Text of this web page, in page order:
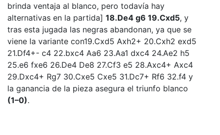
brinda ventaja al blanco, pero todavía hay
alternativas en la partida] 18.De4 g6 19.Cxd5, y
tras esta jugada las negras abandonan, ya que se
viene la variante con19.Cxd5 Axh2+ 20.Cxh2 exd5
21.Df4+- c4 22.bxc4 Aa6 23.Aa1 dxc4 24.Ae2 h5
25.e6 fxe6 26.De4 De8 27.Cf3 e5 28.Axc4+ Axc4
29.Dxc4+ Rg7 30.Cxe5 Cxe5 31.Dc7+ Rf6 32.f4 y
la ganancia de la pieza asegura el triunfo blanco
(1–0).